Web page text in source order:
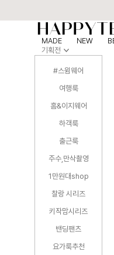
MADE NEW
기획전
#스윔웨어
여행룩
홈&이지웨어
하객룩
출근룩
주수,만삭촬영
1만원대shop
찰랑 시리즈
키작맘시리즈
밴딩팬츠
요가룩추천